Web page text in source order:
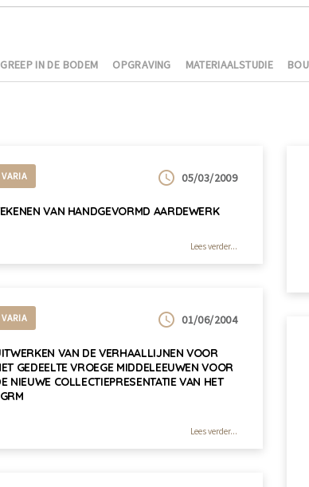
IN DE BODEM OPGRAVING MATERIAALSTUDIE
05/03/2009
VARIA
VAN HANDGEVORMD AARDEWERK
Lees verder...
01/06/2004
VARIA
VAN DE VERHAALLIJNEN VOOR
GEDEELTE VROEGE MIDDELEEUWEN VOOR
NIEUWE COLLECTIEPRESENTATIE VAN HET
Lees verder...